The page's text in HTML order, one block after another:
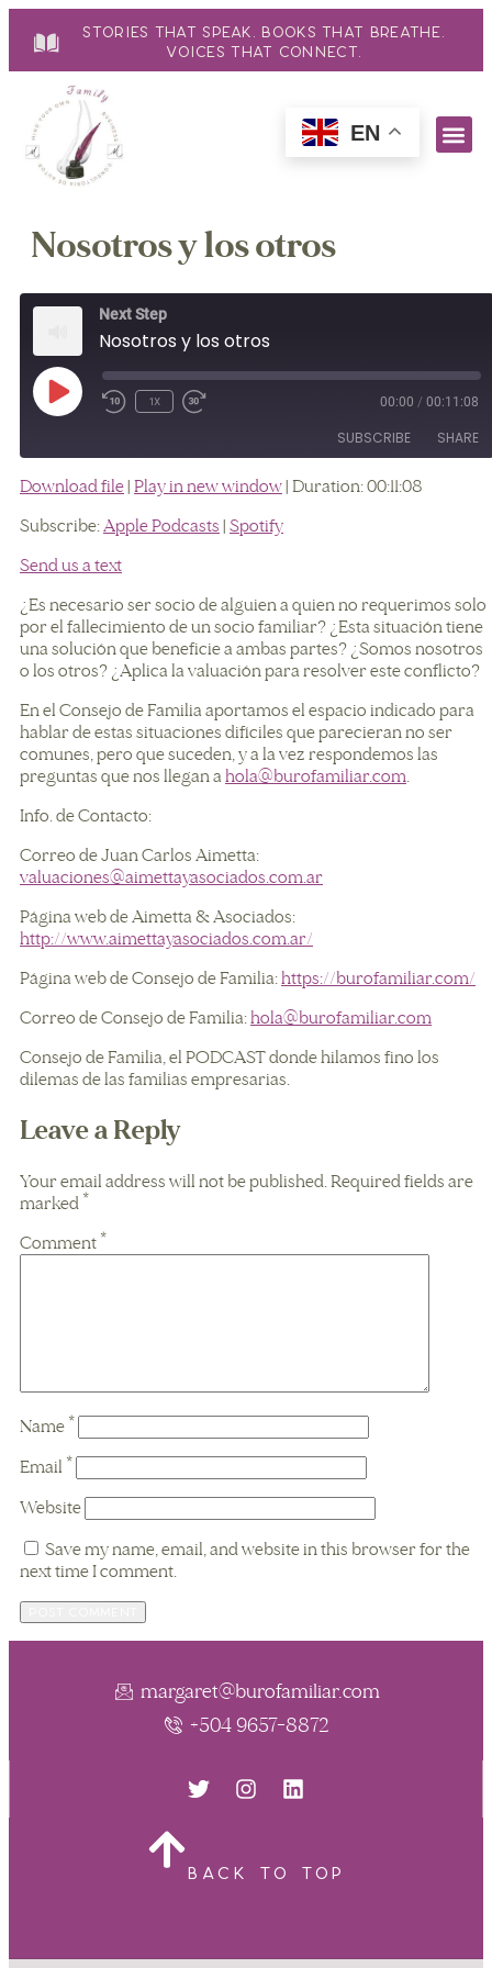
Stories That Speak. Books That Breathe.
Voices That Connect.
EN
Nosotros y los otros
Next Step
Nosotros y los otros
1x 00:00 / 00:11:08
SUBSCRIBE SHARE
EMBED
Download file| Play in new window| Duration: 00:11:08
Subscribe:Apple Podcasts | Spotify
Send us a text
¿Es necesario ser socio de alguien a quien no requerimos solo
por el fallecimiento de un socio familiar? ¿Esta situación tiene
una solución que beneficie a ambas partes? ¿Somos nosotros
o los otros? ¿Aplica la valuación para resolver este conflicto?
En el Consejo de Familia aportamos el espacio indicado para
hablar de estas situaciones difíciles que parecieran no ser
comunes, pero que suceden, y a la vez respondemos las
preguntas que nos llegan ahola@burofamiliar.com.
Info. de Contacto:
Correo de Juan Carlos Aimetta:
valuaciones@aimettayasociados.com.ar
Página web de Aimetta & Asociados:
http://www.aimettayasociados.com.ar/
Página web de Consejo de Familia:https://burofamiliar.com/
Correo de Consejo de Familia:hola@burofamiliar.com
Consejo de Familia, el PODCAST donde hilamos fino los
dilemas de las familias empresarias.
Leave a Reply
Your email address will not be published.Required fields are
marked *
Comment *
Name *
Email *
Website
Save my name, email, and website in this browser for the
next time I comment.
margaret@burofamiliar.com
+504 9657-8872
BACK TO TOP